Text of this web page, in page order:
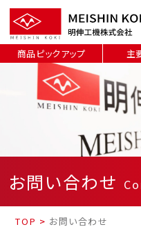
商品ピックアップ 主
お問い合わせ
TOP > お問い合わせ